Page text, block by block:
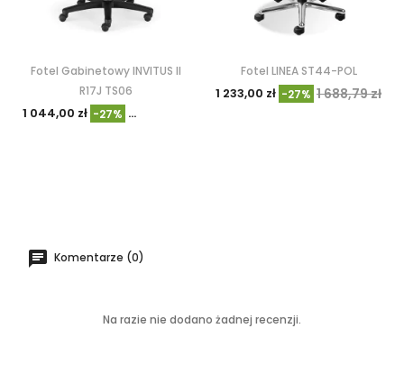
Fotel Gabinetowy INVITUS II
R17J TS06
1 044,00 zł -27% 1 430,49 zł
Fotel LINEA ST44-POL
1 233,00 zł -27% 1 688,79 zł
Komentarze (0)
Na razie nie dodano żadnej recenzji.